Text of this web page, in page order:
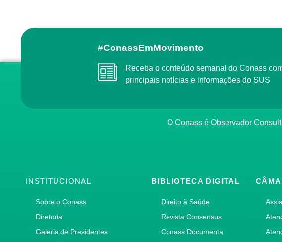
#ConassEmMovimento
Receba o conteúdo semanal do Conass
principais notícias e informações do SUS
O Conass é Observador
INSTITUCIONAL
Sobre o Conass
Diretoria
Galeria de Presidentes
BIBLIOTECA DIGITAL
Direito à Saúde
Revista Consensus
Conass Documenta